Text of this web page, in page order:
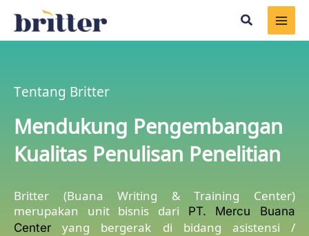
Search
Tentang Britter
Mendukung Pengembangan
Kualitas Penulisan Penelitian
Britter (Buana Writing & Training Center)
merupakan unit bisnis dari
PT. Mercu Buana
Center yang bergerak di bidang asistensi /